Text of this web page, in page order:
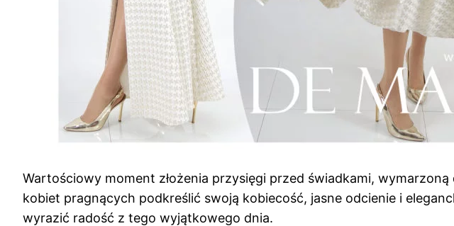
Wartościowy moment złożenia przysięgi przed świadkami,
kobiet pragnących podkreślić swoją kobiecość, jasne odcienie i
wyrazić radość z tego wyjątkowego dnia.